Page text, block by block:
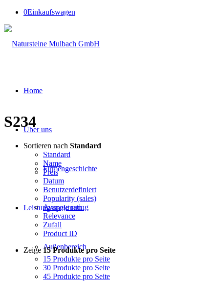
0Einkaufswagen
Home
Über uns
Firmengeschichte
Leistungsspektrum
Außenbereich
S234
Sortieren nach Standard
Standard
Name
Preis
Datum
Benutzerdefiniert
Popularity (sales)
Average rating
Relevance
Zufall
Product ID
Zeige 15 Produkte pro Seite
15 Produkte pro Seite
30 Produkte pro Seite
45 Produkte pro Seite